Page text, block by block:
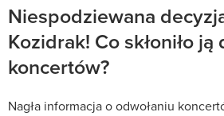
Niespodziewana
Kozidrak! Co skłoniło
koncertów?
Nagła informacja o odwołaniu